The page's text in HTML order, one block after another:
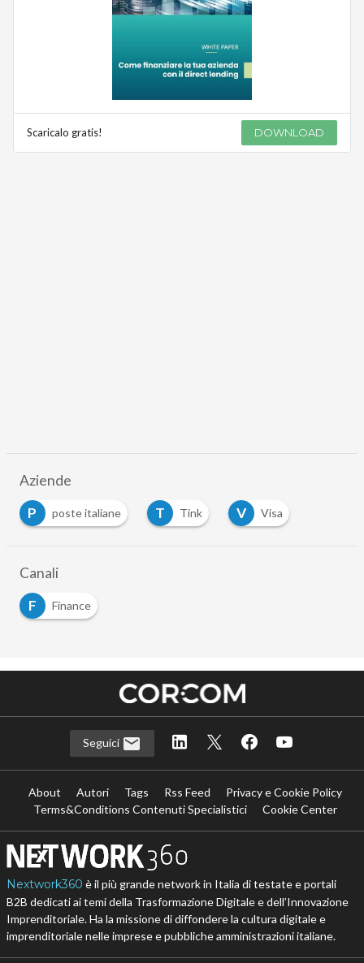
Scaricalo gratis! DOWNLOAD
Aziende
P
poste italiane T Tink V
Visa
Canali
F
Finance
Seguici
About Autori Tags Rss Feed
Privacy e Cookie Policy
Terms&Conditions Contenuti Specialistici
Cookie Center
Nextwork360 è il più grande network in Italia di testate e portali
B2B dedicati ai temi della Trasformazione Digitale e dell’Innovazione
Imprenditoriale. Ha la missione di diffondere la cultura digitale e
imprenditoriale nelle imprese e pubbliche amministrazioni italiane.